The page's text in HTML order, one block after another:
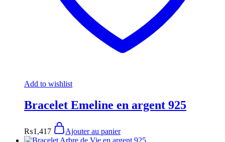
Add to wishlist
Bracelet Emeline en argent 925
₨1,417 Ajouter au panier